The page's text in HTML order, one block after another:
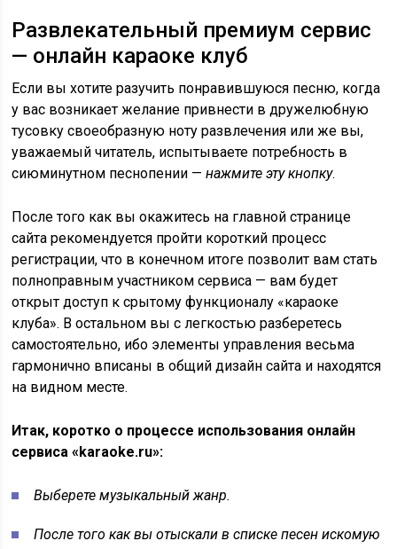
Развлекательный премиум сервис
— онлайн караоке клуб
Если вы хотите разучить понравившуюся песню, когда
у вас возникает желание привнести в дружелюбную
тусовку своеобразную ноту развлечения или же вы,
уважаемый читатель, испытываете потребность в
сиюминутном песнопении —нажмите эту кнопку.
После того как вы окажитесь на главной странице
сайта рекомендуется пройти короткий процесс
регистрации, что в конечном итоге позволит вам стать
полноправным участником сервиса — вам будет
открыт доступ к срытому функционалу «караоке
клуба». В остальном вы с легкостью разберетесь
самостоятельно, ибо элементы управления весьма
гармонично вписаны в общий дизайн сайта и находятся
на видном месте.
Итак, коротко о процессе использования онлайн
сервиса «karaoke.ru»:
Выберете музыкальный жанр.
После того как вы отыскали в списке песен искомую